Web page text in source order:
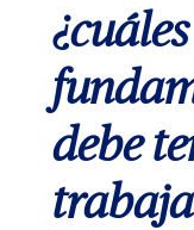
debe